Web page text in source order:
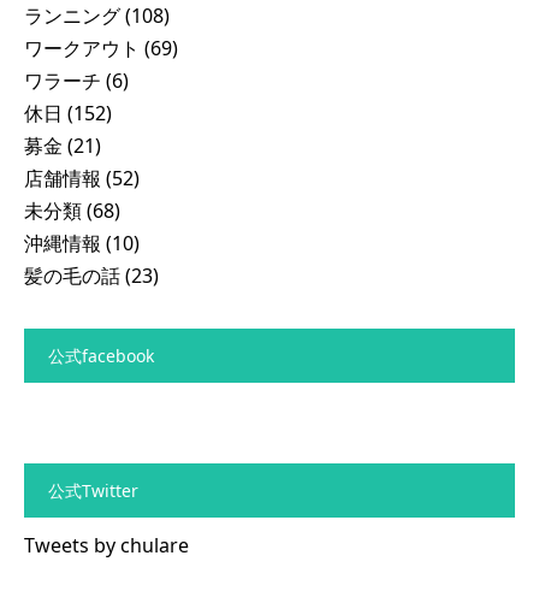
ランニング(108)
ワークアウト (69)
ワラーチ (6)
休日 (152)
募金 (21)
店舗情報 (52)
未分類(68)
沖縄情報 (10)
髪の毛の話(23)
公式facebook
公式Twitter
Tweets by chulare